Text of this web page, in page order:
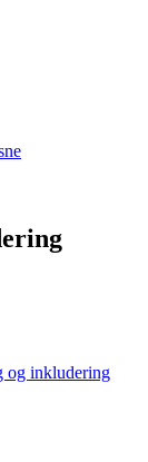
og inkludering